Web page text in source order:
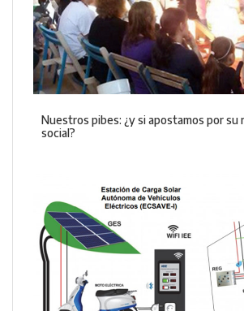
Nuestros pibes: ¿y si apostamos por su
social?